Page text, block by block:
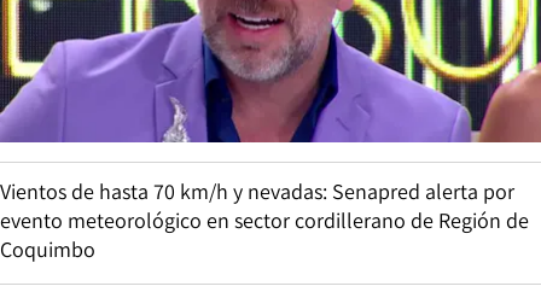
Vientos de hasta 70 km/h y nevadas: Senapred alerta por
evento meteorológico en sector cordillerano de Región de
Coquimbo